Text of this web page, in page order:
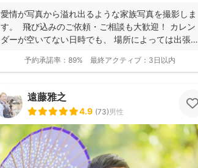
と好評です♪特にニューボーンフォトは様々な研修を受講
し、クオリティ高いお写真をお届けされています(^^)
愛情が写真から溢れ出るような家族写真を撮影しま
す。 飛び込みのご依頼・ご相談も大歓迎！ カレン
ダーが空いてない日時でも、 場所によっては出張で
予約承諾率： 89% 最終アクティブ： 3日以内
遠藤雅之
4.9 (73)男性